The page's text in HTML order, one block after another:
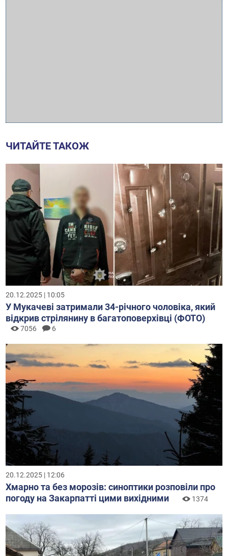
ЧИТАЙТЕ ТАКОЖ
20.12.2025 | 10:05
У Мукачеві затримали 34-річного чоловіка, який
відкрив стрілянину в багатоповерхівці (ФОТО)
7056 6
20.12.2025 | 12:06
Хмарно та без морозів: синоптики розповіли про
погоду на Закарпатті цими вихідними
1374